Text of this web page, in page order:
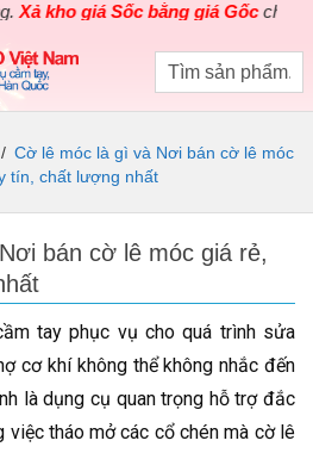
giá Sốc bằng giá Gốccho các sản
/ Cờ lê móc là gì và Nơi bán cờ lê móc
tín, chất lượng nhất
bán cờ lê móc giá rẻ,
tay phục vụ cho quá trình sửa
cơ khí không thể không nhắc đến
là dụng cụ quan trọng hỗ trợ đắc
việc tháo mở các cổ chén mà cờ lê